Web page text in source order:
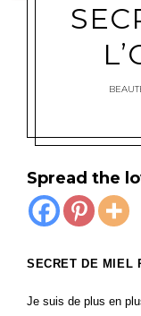
Spread the
SECRET DE MIEL
Je suis de plus en